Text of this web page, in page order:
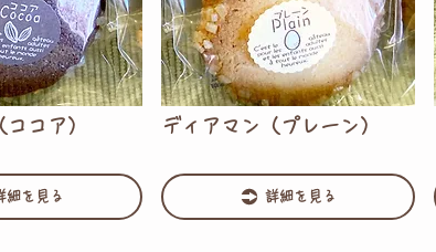
コア）
細を見る
ディアマン（プレーン）
詳細を見る